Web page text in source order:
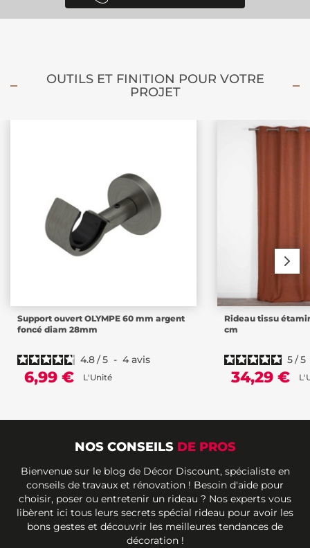
OUTILS ET FINITION POUR VOTRE
PROJET
Support ouvert OLYMPE 60 mm argent
foncé diam 28mm
4.8/5 - 4 avis
6,99 € L'Unité
Rideau tissu
cm
5/5
34,29 €
NOS CONSEILS DE PROS
Bienvenue sur le blog de Décor Discount, spécialiste en
conseils de travaux et rénovation ! Besoin d'aide pour
choisir, poser ou entretenir un rideau ? Nos experts vous
libèrent ici tous leurs secrets spécial rideau pour avoir les
bons gestes et découvrir les meilleures tendances de
décoration !